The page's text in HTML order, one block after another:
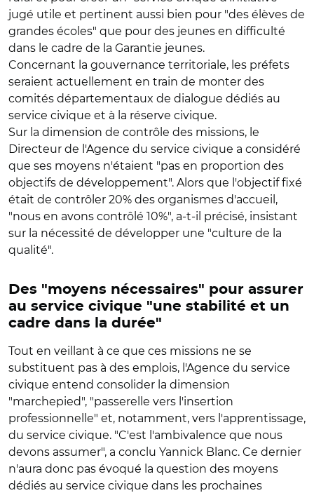
jugé utile et pertinent aussi bien pour "des élèves de
grandes écoles" que pour des jeunes en difficulté
dans le cadre de la Garantie jeunes.
Concernant la gouvernance territoriale, les préfets
seraient actuellement en train de monter des
comités départementaux de dialogue dédiés au
service civique et à la réserve civique.
Sur la dimension de contrôle des missions, le
Directeur de l'Agence du service civique a considéré
que ses moyens n'étaient "pas en proportion des
objectifs de développement". Alors que l'objectif fixé
était de contrôler 20% des organismes d'accueil,
"nous en avons contrôlé 10%", a-t-il précisé, insistant
sur la nécessité de développer une "culture de la
qualité".
Des "moyens nécessaires" pour assurer
au service civique "une stabilité et un
cadre dans la durée"
Tout en veillant à ce que ces missions ne se
substituent pas à des emplois, l'Agence du service
civique entend consolider la dimension
"marchepied", "passerelle vers l'insertion
professionnelle" et, notamment, vers l'apprentissage,
du service civique. "C'est l'ambivalence que nous
devons assumer", a conclu Yannick Blanc. Ce dernier
n'aura donc pas évoqué la question des moyens
dédiés au service civique dans les prochaines